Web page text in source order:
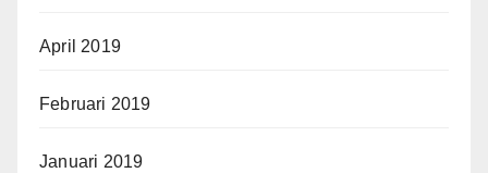
April 2019
Februari 2019
Januari 2019